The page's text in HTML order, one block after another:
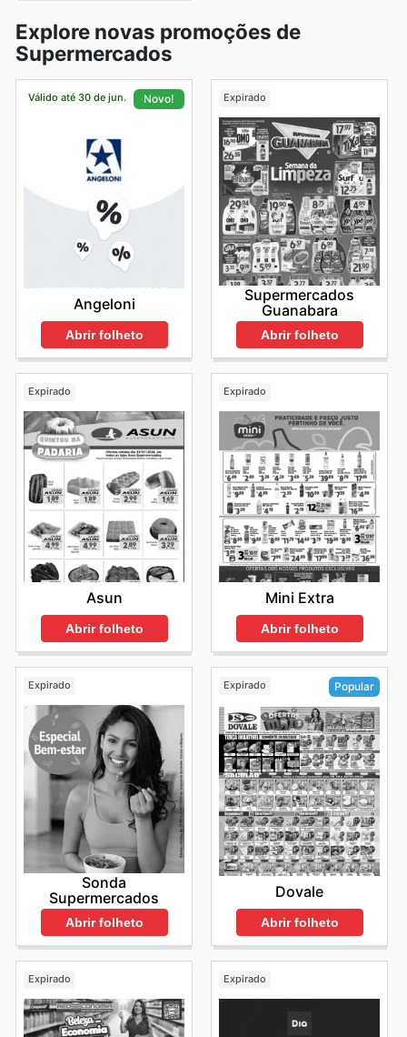
Explore novas promoções de
Supermercados
Válido até 30 de jun. Novo!
Angeloni
Abrir folheto
Expirado
Supermercados
Guanabara
Abrir folheto
Expirado
Asun
Abrir folheto
Expirado
Mini Extra
Abrir folheto
Expirado
Sonda
Supermercados
Abrir folheto
Expirado Popular
Dovale
Abrir folheto
Expirado Expirado